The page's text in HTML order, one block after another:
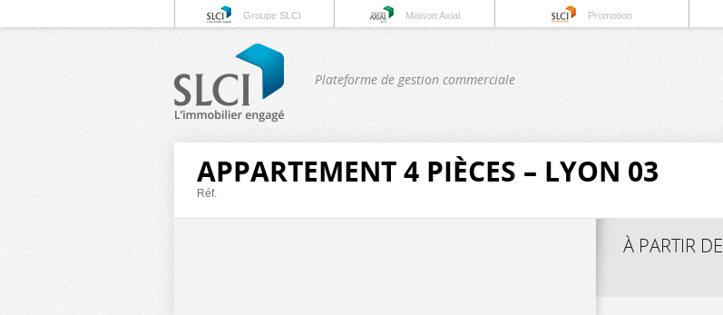
Groupe SLCI Maison Axial Promotion
Plateforme de gestion commerciale
APPARTEMENT 4 PIÈCES – LYON 03
Réf.
À PARTIR DE